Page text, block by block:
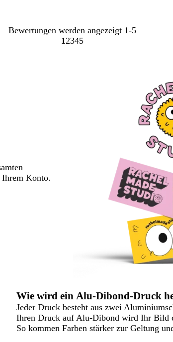
Bewertungen werden angezeigt 1-5
Gehe
1 Gehe
2Gehe
3Gehe
4Gehe
5
Ihrem Konto.
Wie wird ein Alu-Dibond-Druck
Jeder Druck besteht aus zwei
Ihren Druck auf Alu-Dibond wird Ihr Bild
So kommen Farben stärker zur Geltung